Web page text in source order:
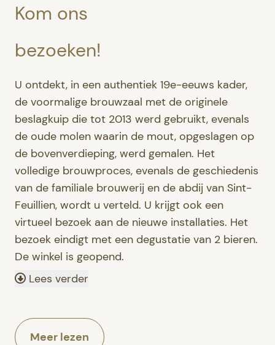
Kom ons
bezoeken!
U ontdekt, in een authentiek 19e-eeuws kader,
de voormalige brouwzaal met de originele
beslagkuip die tot 2013 werd gebruikt, evenals
de oude molen waarin de mout, opgeslagen op
de bovenverdieping, werd gemalen. Het
volledige brouwproces, evenals de geschiedenis
van de familiale brouwerij en de abdij van Sint-
Feuillien, wordt u verteld. U krijgt ook een
virtueel bezoek aan de nieuwe installaties. Het
bezoek eindigt met een degustatie van 2 bieren.
De winkel is geopend.
Lees verder
Meer lezen